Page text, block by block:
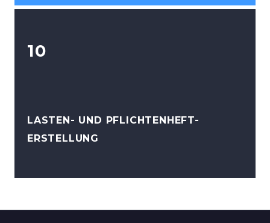
10
LASTEN- UND PFLICHTENHEFT-
ERSTELLUNG